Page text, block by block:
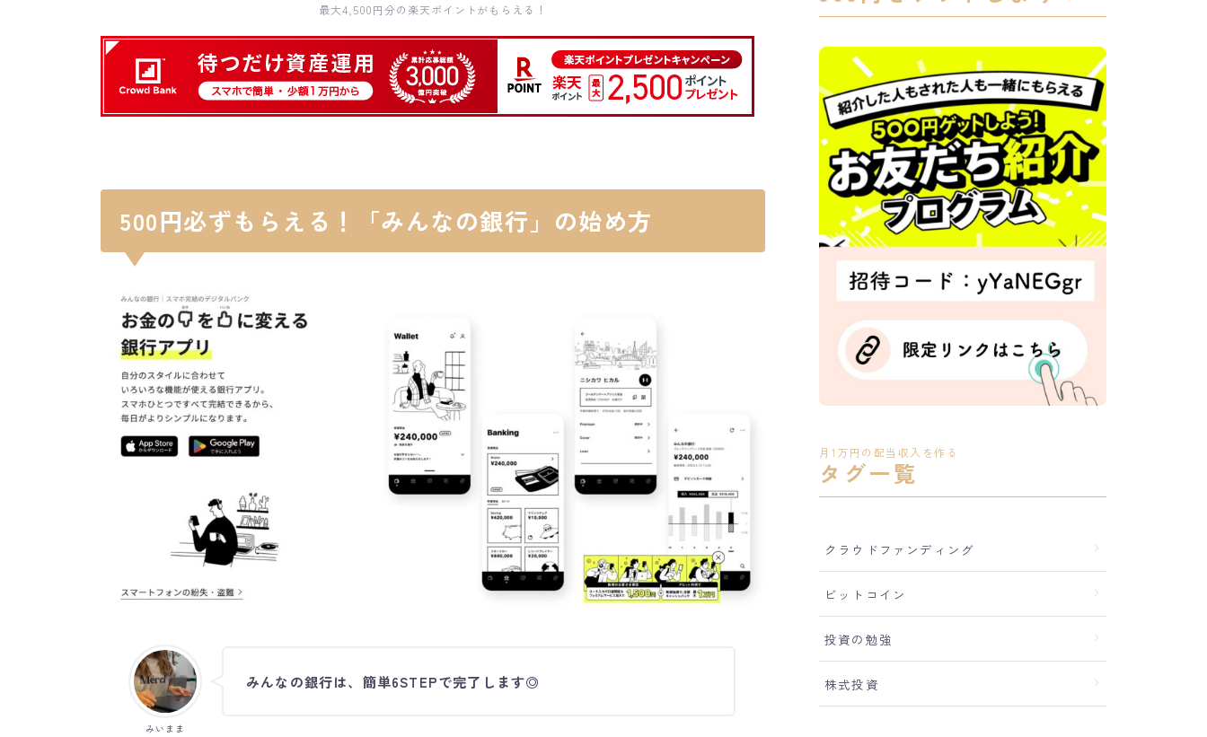
最大4,500円分の楽天ポイントがもらえる！
500円必ずもらえる！「みんなの銀行」の始め方
みいまま
みんなの銀行は、簡単6STEPで完了します◎
月1万円の配当収入を作る
タグ一覧
クラウドファンディング
ビットコイン
投資の勉強
株式投資